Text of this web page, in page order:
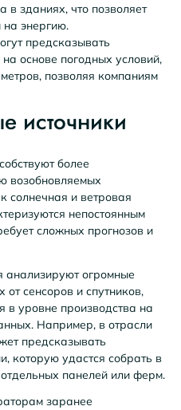
в зданиях, что позволяет
на энергию.
предсказывать
основе погодных условий,
позволяя компаниям
источники
более
возобновляемых
солнечная и ветровая
непостоянным
сложных прогнозов и
анализируют огромные
сенсоров и спутников,
в уровне производства на
Например, в отрасли
предсказывать
которую удастся собрать в
панелей или ферм.
заранее